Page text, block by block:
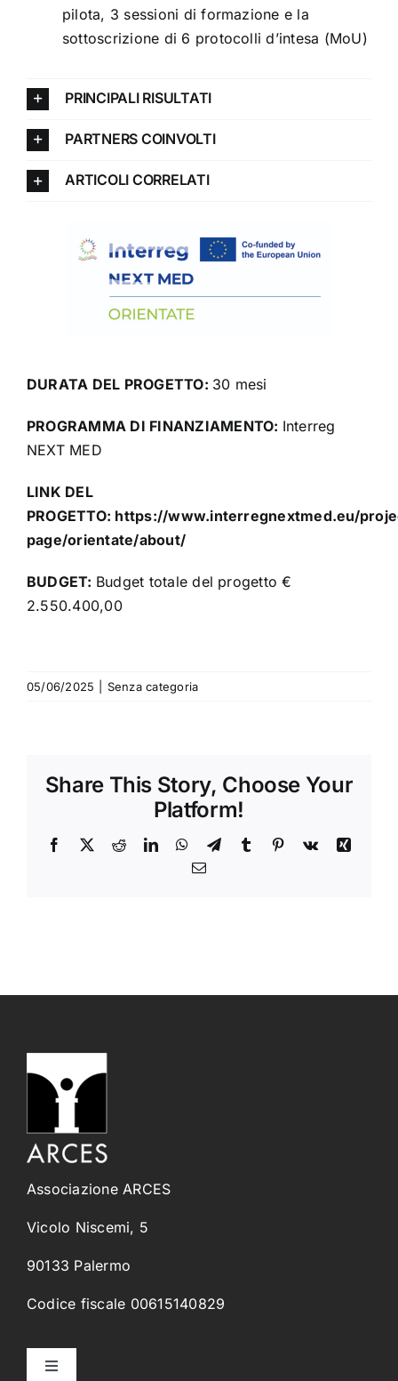
pilota, 3 sessioni di formazione e la
sottoscrizione di 6 protocolli d’intesa (MoU)
PRINCIPALI RISULTATI
PARTNERS COINVOLTI
ARTICOLI CORRELATI
DURATA DEL PROGETTO: 30 mesi
PROGRAMMA DI FINANZIAMENTO: Interreg
NEXT MED
LINK DEL
PROGETTO: https://www.interregnextmed.eu/
page/orientate/about/
BUDGET: Budget totale del progetto €
2.550.400,00
05/06/2025 Senza categoria
Share This Story, Choose Your
Platform!
Facebook
X RedditLinkedInWhatsApp
TelegramTumblr Pinterest
Vk
Xing
Email
Associazione ARCES
Vicolo Niscemi, 5
90133 Palermo
Codice fiscale 00615140829
Toggle